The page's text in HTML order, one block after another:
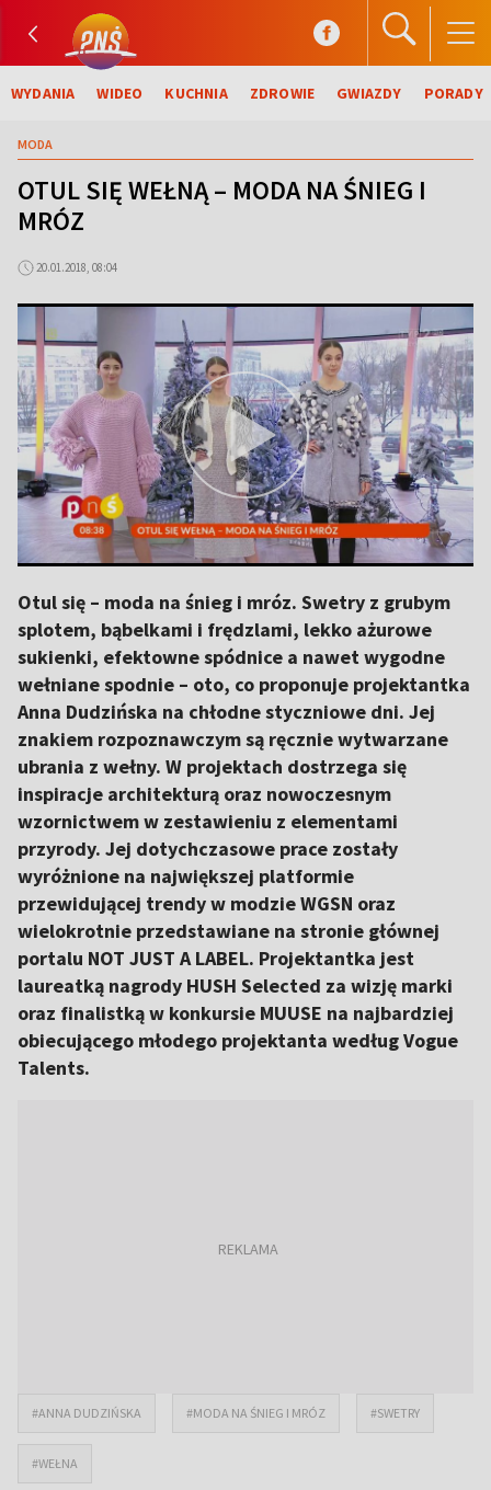
WYDANIA WIDEO KUCHNIA ZDROWIE GWIAZDY PORADY
MODA
OTUL SIĘ WEŁNĄ – MODA NA ŚNIEG I
MRÓZ
20.01.2018, 08:04
Otul się – moda na śnieg i mróz. Swetry z grubym
splotem, bąbelkami i frędzlami, lekko ażurowe
sukienki, efektowne spódnice a nawet wygodne
wełniane spodnie – oto, co proponuje projektantka
Anna Dudzińska na chłodne styczniowe dni. Jej
znakiem rozpoznawczym są ręcznie wytwarzane
ubrania z wełny. W projektach dostrzega się
inspiracje architekturą oraz nowoczesnym
wzornictwem w zestawieniu z elementami
przyrody. Jej dotychczasowe prace zostały
wyróżnione na największej platformie
przewidującej trendy w modzie WGSN oraz
wielokrotnie przedstawiane na stronie głównej
portalu NOT JUST A LABEL. Projektantka jest
laureatką nagrody HUSH Selected za wizję marki
oraz finalistką w konkursie MUUSE na najbardziej
obiecującego młodego projektanta według Vogue
Talents.
#ANNA DUDZIŃSKA #MODA NA ŚNIEG I MRÓZ #SWETRY
#WEŁNA